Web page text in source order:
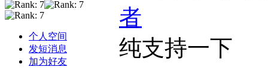
个人空间
发短消息
加为好友
者
纯支持一下